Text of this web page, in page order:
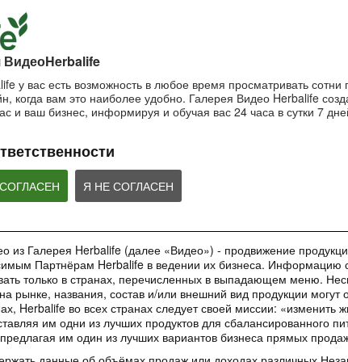
у вас есть возможность в любое время просматривать сотни
когда вам это наиболее удобно. Галерея Видео Herbalife
и ваш бизнес, информируя и обучая вас 24 часа в сутки 7
Я НЕ СОГЛАСЕН
из Галерея Herbalife (далее «Видео») - продвижение
Партнёрам Herbalife в ведении их бизнеса. Информацию с
только в странах, перечисленных в выпадающем меню.
рынке, названия, состав и/или внешний вид продукции могут
Herbalife во всех странах следует своей миссии: «изменить
им одни из лучших продуктов для сбалансированного
им один из лучших вариантов бизнеса прямых
Ночной крем Herbalife SKIN
1:56:59
сыворотка
1:42:21
ВЕБИНАРЫ
1:48:24
Вебинар «Галерея
как бизнес-
Практическое применение
уникального проекта в работе
35:00
Обучающее приложение
HN GROW
Вы узнаете ВСЕ о новом
обучающем инструменте –
приложении HN GROW.
Вебинар «Digital-
инструменты»
Marketing в котором
ВСЕ о digital-